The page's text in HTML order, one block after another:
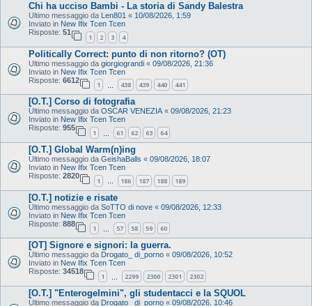
Chi ha ucciso Bambi - La storia di Sandy Balestra
Ultimo messaggio da Len801 « 10/08/2026, 1:59
Inviato in New Ifix Tcen Tcen
Risposte: 51
1 2 3 4
Politically Correct: punto di non ritorno? (OT)
Ultimo messaggio da giorgiograndi « 09/08/2026, 21:36
Inviato in New Ifix Tcen Tcen
Risposte: 6612
1 438 439 440 441
[O.T.] Corso di fotografia
Ultimo messaggio da OSCAR VENEZIA« 09/08/2026, 21:23
Inviato in New Ifix Tcen Tcen
Risposte: 955
1 61 62 63 64
[O.T.] Global Warm(n)ing
Ultimo messaggio da GeishaBalls « 09/08/2026, 18:07
Inviato in New Ifix Tcen Tcen
Risposte: 2820
1 … 186 187 188 189
[O.T.] notizie e risate
Ultimo messaggio da SoTTO di nove « 09/08/2026, 12:33
Inviato in New Ifix Tcen Tcen
Risposte: 888
1 57 58 59 60
[OT] Signore e signori: la guerra.
Ultimo messaggio da Drogato_ di_porno « 09/08/2026, 10:52
Inviato in New Ifix Tcen Tcen
Risposte: 34518
1 2299 2300 2301 2302
[O.T.] "Enterogelmini", gli studentacci e la SQUOL
Ultimo messaggio da Drogato_ di_porno « 09/08/2026, 10:46